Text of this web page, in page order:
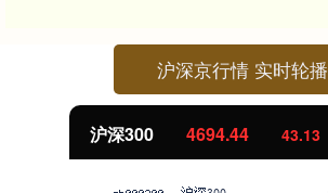
沪深京行情 实时轮播
沪深300 4694.44 43.13